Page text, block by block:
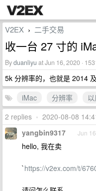
V2EX › 二手交易
收一台 27 寸的
Byduanliyu at Jun 16, 2020 ·
5k 分辨率的，也就是 2014
iMac
分辨率
2 replies • 2020-08-08
yangbin9317 Jun
hello, 我在卖
`https://v2ex.com/t/